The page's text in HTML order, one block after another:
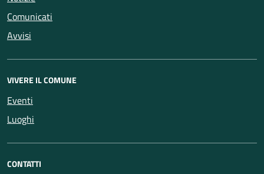
Comunicati
Avvisi
VIVERE IL COMUNE
Eventi
Luoghi
CONTATTI